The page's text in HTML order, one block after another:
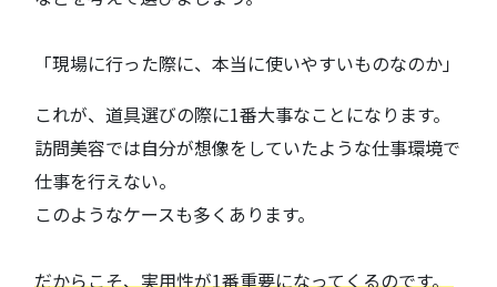
「現場に行った際に、本当に使いやすいものなのか」
これが、道具選びの際に1番大事なことになります。
訪問美容では自分が想像をしていたような仕事環境で
仕事を行えない。
このようなケースも多くあります。
だからこそ、実用性が1番重要になってくるのです。